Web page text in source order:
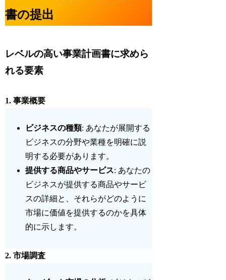
書の提出
レベルの高い事業計画書に求めら
れる要素
1.事業概要
ビジネスの種類: あなたが展開する
ビジネスの分野や業種を明確に説
明する必要があります。
提供する商品やサービス: あなたの
ビジネスが提供する商品やサービ
スの詳細と、それらがどのように
市場に価値を提供するのかを具体
的に示します。
2.市場調査